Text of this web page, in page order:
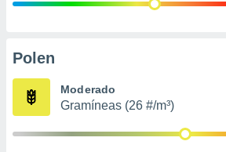
e
publicidad
Polen
Moderado
Gramíneas (26 #/m³)